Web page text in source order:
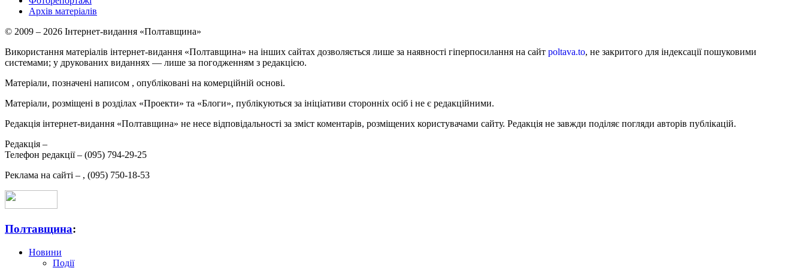
Архів матеріалів
© 2009 – 2026 Інтернет-видання «Полтавщина»
Використання матеріалів інтернет-видання «Полтавщина» на інших сайтах дозволяється лише за наявності гіперпосилання на сайт poltava.to, не закритого для індексації пошуковими
системами; у друкованих виданнях — лише за погодженням з редакцією.
Матеріали, позначені написом , опубліковані на комерційній основі.
Матеріали, розміщені в розділах «Проекти» та «Блоги», публікуються за ініціативи сторонніх осіб і не є редакційними.
Редакція інтернет-видання «Полтавщина» не несе відповідальності за зміст коментарів, розміщених користувачами сайту. Редакція не завжди поділяє погляди авторів публікацій.
Редакція –
Телефон редакції – (095) 794-29-25
Реклама на сайті – , (095) 750-18-53
Полтавщина:
Новини
Події